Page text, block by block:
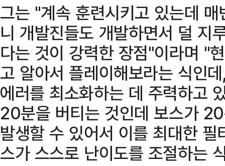
그는 "계속 훈련시키고 있는데
니 개발진들도 개발하면서 덜 지
다는 것이 강력한 장점"이라며 "
고 알아서 플레이해보라는 식인
에러를 최소화하는 데 주력하고
20분을 버티는 것인데 보스가
발생할 수 있어서 이를 최대한
스가 스스로 난이도를 조절하는